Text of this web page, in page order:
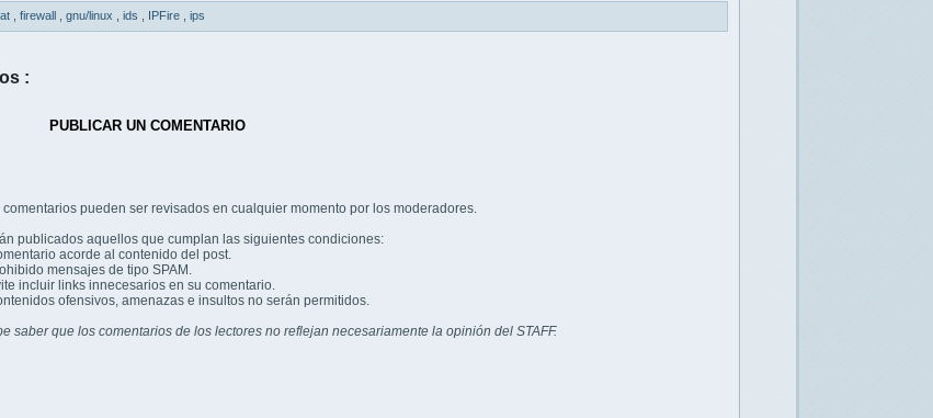
firewall gnu/linux ids IPFire ips
:
PUBLICAR UN COMENTARIO
comentarios pueden ser revisados en cualquier momento por los moderadores.
publicados aquellos que cumplan las siguientes condiciones:
acorde al contenido del post.
mensajes de tipo SPAM.
incluir links innecesarios en su comentario.
ofensivos, amenazas e insultos no serán permitidos.
saber que los comentarios de los lectores no reflejan necesariamente la opinión del STAFF.